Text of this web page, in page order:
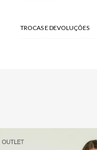
TROCAS E DEVOLUÇÕES